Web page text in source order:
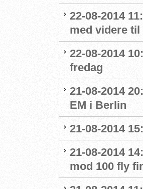
22-08-2014
med videre
22-08-2014
fredag
21-08-2014
EM i Berlin
21-08-2014
21-08-2014
mod 100 fly